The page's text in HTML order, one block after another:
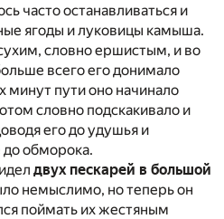
часто останавливаться и
ягоды и луковицы камыша.
словно ершистым, и во
всего его донимало
минут пути оно начинало
словно подскакивало и
его до удушья и
до обморока.
двух пескарей в большой
немыслимо, но теперь он
поймать их жестяным